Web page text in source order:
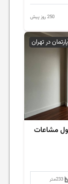
250 روز پیش
در تهران
233متر